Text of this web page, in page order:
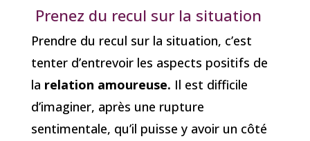
Prenez du recul sur la situation
Prendre du recul sur la situation, c’est
tenter d’entrevoir les aspects positifs de
la relation amoureuse. Il est difficile
d’imaginer, après une rupture
sentimentale, qu’il puisse y avoir un côté